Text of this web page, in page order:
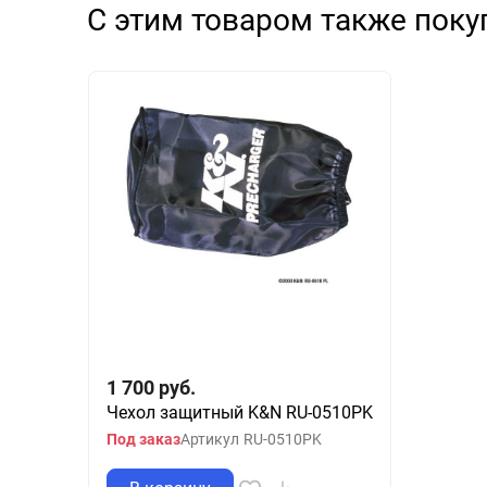
С этим товаром также
1 700 руб.
Чехол защитный K&N RU-0510PK
Под заказАртикул RU-0510PK